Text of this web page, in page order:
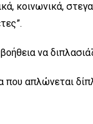
κοινωνικά,
να
που απλώνεται